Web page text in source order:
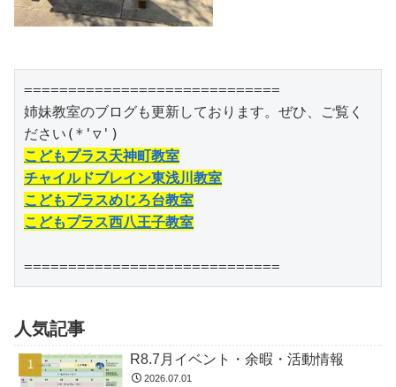
=============================
姉妹教室のブログも更新しております。ぜひ、ご覧く
こどもプラス天神町教室
チャイルドブレイン東浅川教室
こどもプラスめじろ台教室
こどもプラス西八王子教室
=============================
人気記事
R8.7月イベント・余暇・活動情報
2026.07.01